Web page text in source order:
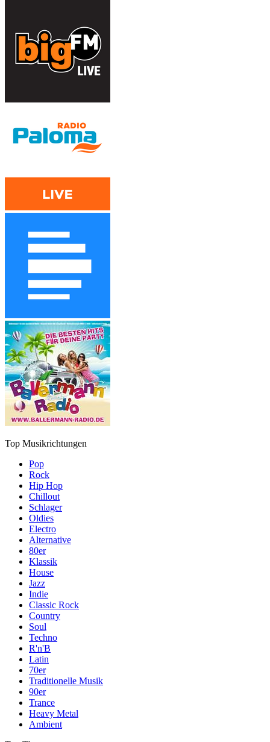
Top Musikrichtungen
Pop
Rock
Hip Hop
Chillout
Schlager
Oldies
Electro
Alternative
80er
Klassik
House
Jazz
Indie
Classic Rock
Country
Soul
Techno
R'n'B
Latin
70er
Traditionelle Musik
90er
Trance
Heavy Metal
Ambient